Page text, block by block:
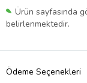
Ürün sayfasında
belirlenmektedir.
Ödeme Seçenekleri